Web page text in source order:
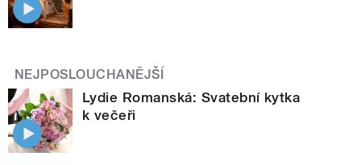
NEJPOSLOUCHANĚJŠÍ
Lydie Romanská: Svatební kytka
k večeři